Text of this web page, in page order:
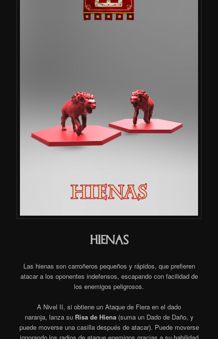
hienas
Las hienas son carroñeros pequeños y rápidos, que prefieren
atacar a los oponentes indefensos, escapando con facilidad de
los enemigos peligrosos.
A Nivel II, si obtiene un Ataque de Fiera en el dado
naranja, lanza su Risa de Hiena(suma un Dado de Daño, y
puede moverse una casilla después de atacar). Puede moverse